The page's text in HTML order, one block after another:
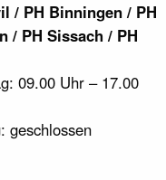
/ PH Binningen / PH
/ PH Sissach / PH
09.00 Uhr – 17.00
geschlossen